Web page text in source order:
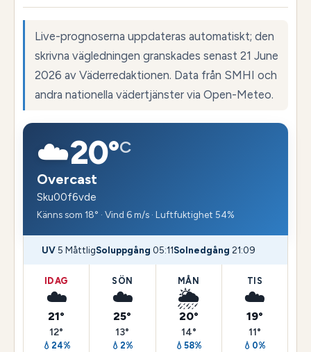
Live-prognoserna uppdateras automatiskt; den
skrivna vägledningen granskades senast 21 June
2026 av Väderredaktionen. Data från SMHI och
andra nationella vädertjänster via Open-Meteo.
☁️20°C
Overcast
Sku00f6vde
Känns som 18° · Vind 6 m/s · Luftfuktighet 54%
UV 5 MåttligSoluppgång 05:11Solnedgång 21:09
IDAG
☁️
21°
12°
💧24%
SÖN
☁️
25°
13°
💧2%
MÅN
🌦️
20°
14°
💧58%
TIS
☁️
19°
11°
💧0%